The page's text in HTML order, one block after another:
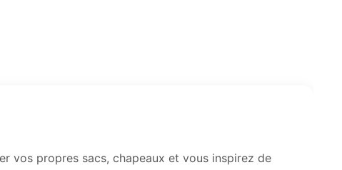
vos propres sacs, chapeaux et vous inspirez de